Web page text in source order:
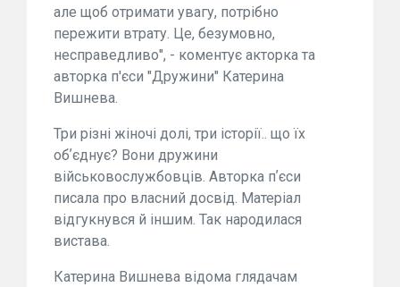
але щоб отримати увагу, потрібно
пережити втрату. Це, безумовно,
несправедливо", - коментує акторка та
авторка п'єси "Дружини" Катерина
Вишнева.
Три різні жіночі долі, три історії.. що їх
обʼєднує? Вони дружини
військовослужбовців. Авторка пʼєси
писала про власний досвід. Матеріал
відгукнувся й іншим. Так народилася
вистава.
Катерина Вишнева відома глядачам